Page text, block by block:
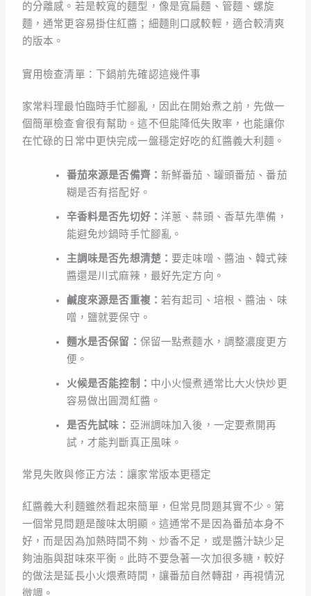
的分離感。若是較寬的麵型，像是寬扁麵、管麵、螺旋
麵，通常更容易掛住紅醬；細麵則口感較輕，適合較清爽
的版本。
實用檢查清單：下鍋前先確認這幾件事
家常料理最怕臨時手忙腳亂，因此在開始煮之前，先做一
個簡單檢查會很有幫助。這不但能降低失敗率，也能讓你
在忙碌的日常中更快完成一盤穩定好吃的紅醬義大利麵。
番茄來源是否備齊： 新鮮番茄、罐頭番茄、番茄
糊是否有搭配好。
辛香料是否先切好： 洋蔥、蒜頭、香草先準備，
能避免炒鍋時手忙腳亂。
主調味是否先想清楚：要走味噌、醬油、韓式辣
醬還是川式麻辣，最好先定方向。
鹹度來源是否重複： 若有起司、培根、醬油、味
噌，鹽就要保守。
麵水是否保留： 保留一點煮麵水，調整濃度更方
便。
火候是否能控制： 中小火慢煮通常比大火快炒更
容易做出圓潤紅醬。
是否先試味： 亞洲調味加入後，一定要煮開再
試，才能判斷真正風味。
常見失敗與修正方法：讓家常版本更穩定
紅醬義大利麵雖然看起來簡單，但常見問題其實不少。第
一個常見問題是酸味太明顯。這通常不是因為番茄本身不
好，而是因為加熱時間不夠、炒香不足，或是醬汁缺少足
夠油脂與甜味來平衡。此時不要急著一次加很多糖，較好
的做法是延長小火煨煮時間，讓番茄自然轉甜，再視情況
微調。